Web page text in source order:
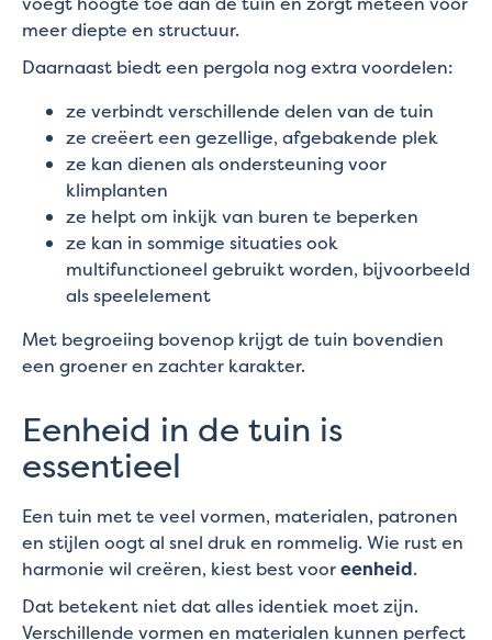
meer diepte en structuur.
Daarnaast biedt een pergola nog extra voordelen:
ze verbindt verschillende delen van de tuin
ze creëert een gezellige, afgebakende plek
ze kan dienen als ondersteuning voor
klimplanten
ze helpt om inkijk van buren te beperken
ze kan in sommige situaties ook
multifunctioneel gebruikt worden, bijvoorbeeld
als speelelement
Met begroeiing bovenop krijgt de tuin bovendien
een groener en zachter karakter.
Eenheid in de tuin is
essentieel
Een tuin met te veel vormen, materialen, patronen
en stijlen oogt al snel druk en rommelig. Wie rust en
harmonie wil creëren, kiest best vooreenheid.
Dat betekent niet dat alles identiek moet zijn.
Verschillende vormen en materialen kunnen perfect